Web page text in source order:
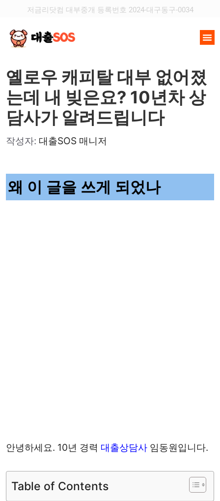
저금리닷컴 대부중개 등록번호 2024-대구동구-0034
옐로우 캐피탈 대부 없어졌
는데 내 빚은요? 10년차 상
담사가 알려드립니다
작성자: 대출SOS 매니저
왜 이 글을 쓰게 되었나
안녕하세요. 10년 경력 대출상담사 임동원입니다.
Table of Contents